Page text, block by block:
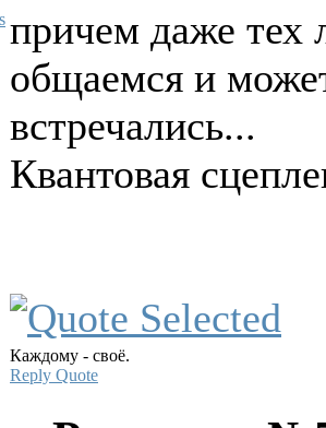
причем даже
общаемся и
встречались...
Квантовая
Каждому - своё.
Reply Quote